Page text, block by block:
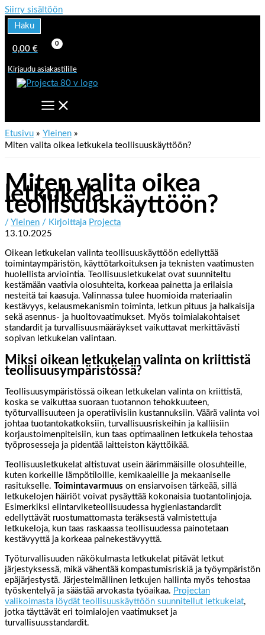
Siirry sisältöön
Haku
0,00 €
Kirjaudu asiakastilille
Etusivu
Yleinen
Miten valita oikea letkukela teollisuuskäyttöön?
Miten valita oikea
letkukela
teollisuuskäyttöön?
/ Yleinen / Kirjoittaja Projecta
13.10.2025
Oikean letkukelan valinta teollisuuskäyttöön edellyttää
toimintaympäristön, käyttötarkoituksen ja teknisten vaatimusten
huolellista arviointia. Teollisuusletkukelat ovat suunniteltu
kestämään vaativia olosuhteita, korkeaa painetta ja erilaisia
nesteitä tai kaasuja. Valinnassa tulee huomioida materiaalin
kestävyys, kelausmekanismin toiminta, letkun pituus ja halkaisija
sekä asennus- ja huoltovaatimukset. Myös toimialakohtaiset
standardit ja turvallisuusmääräykset vaikuttavat merkittävästi
sopivan letkukelan valintaan.
Miksi oikean letkukelan valinta on kriittistä
teollisuusympäristössä?
Teollisuusympäristössä oikean letkukelan valinta on kriittistä,
koska se vaikuttaa suoraan tuotannon tehokkuuteen,
työturvallisuuteen ja operatiivisiin kustannuksiin. Väärä valinta voi
johtaa tuotantokatkoksiin, turvallisuusriskeihin ja kalliisiin
korjaustoimenpiteisiin, kun taas optimaalinen letkukela tehostaa
työprosesseja ja pidentää laitteiston käyttöikää.
Teollisuusletkukelat altistuvat usein äärimmäisille olosuhteille,
kuten korkeille lämpötiloille, kemikaaleille ja mekaaniselle
rasitukselle. Toimintavarmuus on ensiarvoisen tärkeää, sillä
letkukelojen häiriöt voivat pysäyttää kokonaisia tuotantolinjoja.
Esimerkiksi elintarviketeollisuudessa hygieniastandardit
edellyttävät ruostumattomasta teräksestä valmistettuja
letkukeloja, kun taas raskaassa teollisuudessa painotetaan
kestävyyttä ja korkeaa painekestävyyttä.
Työturvallisuuden näkökulmasta letkukelat pitävät letkut
järjestyksessä, mikä vähentää kompastumisriskiä ja työympäristön
epäjärjestystä. Järjestelmällinen letkujen hallinta myös tehostaa
työskentelyä ja säästää arvokasta työaikaa. Projectan
valikoimasta löydät teollisuuskäyttöön suunnitellut letkukelat,
jotka täyttävät eri toimialojen vaatimukset ja
turvallisuusstandardit.